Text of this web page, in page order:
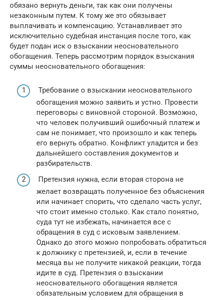
обязано вернуть деньги, так как они получены
незаконным путем. К тому же это обязывает
выплачивать и компенсацию. Устанавливает это
исключительно судебная инстанция после того, как
будет подан иск о взыскании неосновательного
обогащения. Теперь рассмотрим порядок взыскания
суммы неосновательного обогащения:
Требование о взыскании неосновательного
обогащения можно заявить и устно. Провести
переговоры с виновной стороной. Возможно,
что человек получивший ошибочный платеж и
сам не понимает, что произошло и как теперь
его вернуть обратно. Конфликт уладится и без
дальнейшего составления документов и
разбирательств.
Претензия нужна, если вторая сторона не
желает возвращать полученное без объяснения
или начинает спорить, что сделало часть услуг,
что стоит именно столько. Как стало понятно,
суда тут не избежать, начинается все с
обращения в суд с исковым заявлением.
Однако до этого можно попробовать обратиться
к должнику с претензией, и, если в течение
месяца вы не получите никакой реакции, тогда
идите в суд. Претензия о взыскании
неосновательного обогащения является
обязательным условием для обращения в